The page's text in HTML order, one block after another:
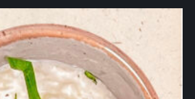
cu usturoi și mentă 50g
7,00lei